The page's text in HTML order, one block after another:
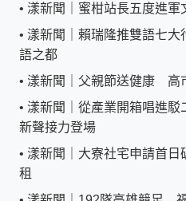
• 漾新聞｜蜜柑站長五度進
• 漾新聞｜賴瑞隆推雙語七
語之都
• 漾新聞｜父親節送健康 高
• 漾新聞｜從產業開箱唱進
新聲接力登場
• 漾新聞｜大寮社宅申請首
租